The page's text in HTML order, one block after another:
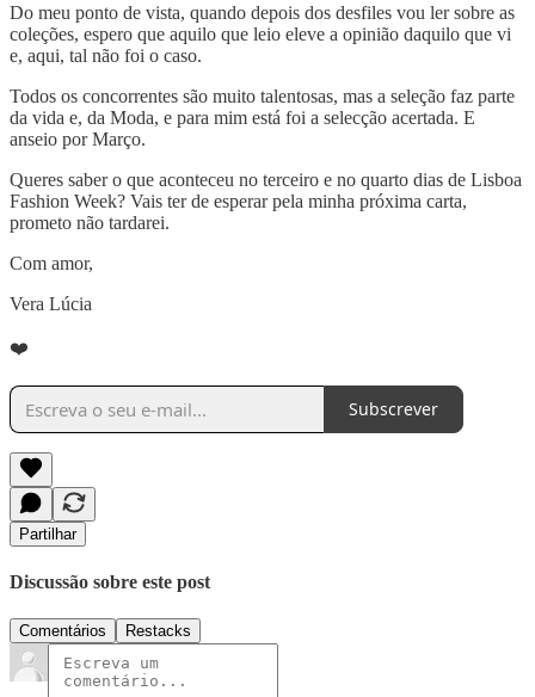
Do meu ponto de vista, quando depois dos desfiles vou ler sobre as
coleções, espero que aquilo que leio eleve a opinião daquilo que vi
e, aqui, tal não foi o caso.
Todos os concorrentes são muito talentosas, mas a seleção faz parte
da vida e, da Moda, e para mim está foi a selecção acertada. E
anseio por Março.
Queres saber o que aconteceu no terceiro e no quarto dias de Lisboa
Fashion Week? Vais ter de esperar pela minha próxima carta,
prometo não tardarei.
Com amor,
Vera Lúcia
❤️
Subscrever
Partilhar
Discussão sobre este post
Comentários Restacks